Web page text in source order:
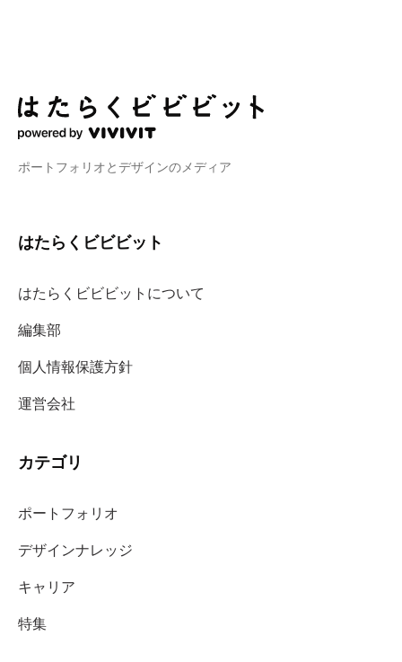
ポートフォリオとデザインのメディア
はたらくビビビット
はたらくビビビットについて
編集部
個人情報保護方針
運営会社
カテゴリ
ポートフォリオ
デザインナレッジ
キャリア
特集